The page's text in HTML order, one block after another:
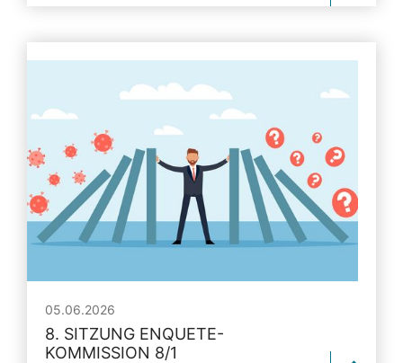
05.06.2026
8. SITZUNG ENQUETE-
KOMMISSION 8/1